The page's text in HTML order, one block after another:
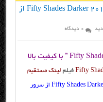
دانلود مستقیم فیلم خارجی Fifty Shades Darker 2017 از
0 دیدگاه
فیلم لینک مستقیم
دانلود مستقیم فیلم خارجی Fifty Shades Darker 2017 از سرور